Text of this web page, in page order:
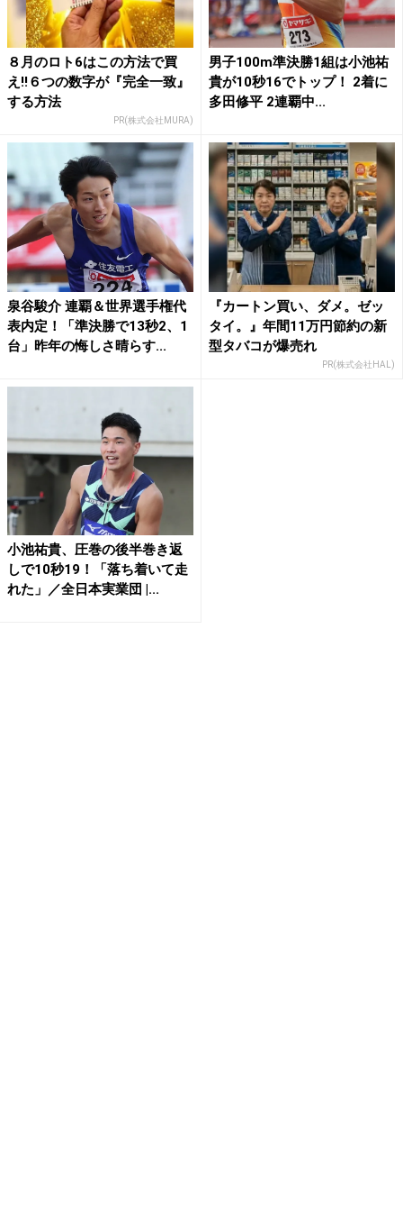
８月のロト6はこの方法で買
え!!６つの数字が『完全一致』
する方法
PR(株式会社MURA)
男子100m準決勝1組は小池祐
貴が10秒16でトップ！ 2着に
多田修平 2連覇中...
泉谷駿介 連覇＆世界選手権代
表内定！「準決勝で13秒2、1
台」昨年の悔しさ晴らす...
『カートン買い、ダメ。ゼッ
タイ。』年間11万円節約の新
型タバコが爆売れ
PR(株式会社HAL)
小池祐貴、圧巻の後半巻き返
しで10秒19！「落ち着いて走
れた」／全日本実業団 |...